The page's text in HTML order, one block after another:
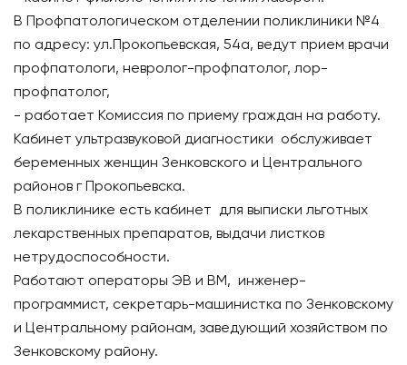
В Профпатологическом отделении поликлиники №4
по адресу: ул.Прокопьевская, 54а, ведут прием врачи
профпатологи, невролог-профпатолог, лор-
профпатолог,
- работает Комиссия по приему граждан на работу.
Кабинет ультразвуковой диагностики обслуживает
беременных женщин Зенковского и Центрального
районов г Прокопьевска.
В поликлинике есть кабинет для выписки льготных
лекарственных препаратов, выдачи листков
нетрудоспособности.
Работают операторы ЭВ и ВМ, инженер-
программист, секретарь-машинистка по Зенковскому
и Центральному районам, заведующий хозяйством по
Зенковскому району.